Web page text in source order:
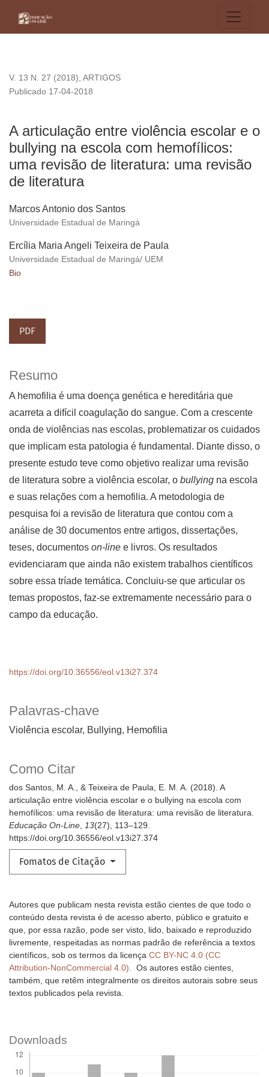
V. 13 N. 27 (2018), ARTIGOS
A articulação entre violência escolar e o
bullying na escola com hemofílicos:
uma revisão de literatura: uma revisão
de literatura
Publicado 17-04-2018
Marcos Antonio dos Santos
Universidade Estadual de Maringá
Ercília Maria Angeli Teixeira de Paula
Universidade Estadual de Maringá/ UEM
Bio
PDF
Palavras-chave
Violência escolar, Bullying, Hemofilia
Como Citar
dos Santos, M. A., & Teixeira de Paula, E. M. A. (2018). A
articulação entre violência escolar e o bullying na escola com
hemofílicos: uma revisão de literatura: uma revisão de literatura.
Educação On-Line, 13(27), 113–129.
https://doi.org/10.36556/eol.v13i27.374
Fomatos de Citação
Resumo
A hemofilia é uma doença genética e hereditária que
acarreta a difícil coagulação do sangue. Com a crescente
onda de violências nas escolas, problematizar os cuidados
que implicam esta patologia é fundamental. Diante disso, o
presente estudo teve como objetivo realizar uma revisão
de literatura sobre a violência escolar, o bullying na escola
e suas relações com a hemofilia. A metodologia de
pesquisa foi a revisão de literatura que contou com a
análise de 30 documentos entre artigos, dissertações,
teses, documentos on-line e livros. Os resultados
evidenciaram que ainda não existem trabalhos científicos
sobre essa tríade temática. Concluiu-se que articular os
temas propostos, faz-se extremamente necessário para o
campo da educação.
https://doi.org/10.36556/eol.v13i27.374
Autores que publicam nesta revista estão cientes de que todo o
conteúdo desta revista é de acesso aberto, público e gratuito e
que, por essa razão, pode ser visto, lido, baixado e reproduzido
livremente, respeitadas as normas padrão de referência a textos
científicos, sob os termos da licença CC BY-NC 4.0 (CC
Attribution-NonCommercial 4.0). Os autores estão cientes,
também, que retêm integralmente os direitos autorais sobre seus
textos publicados pela revista.
Downloads